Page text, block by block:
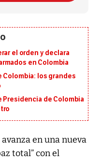
el orden y declara
en Colombia
Colombia: los grandes
Presidencia de Colombia
avanza en una nueva
total” con el